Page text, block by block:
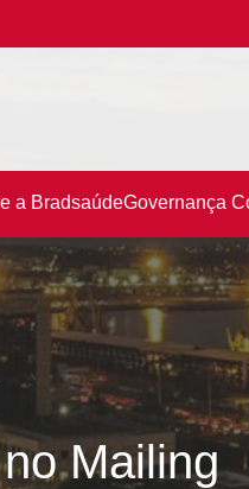
a BradsaúdeGovernança
Mailing